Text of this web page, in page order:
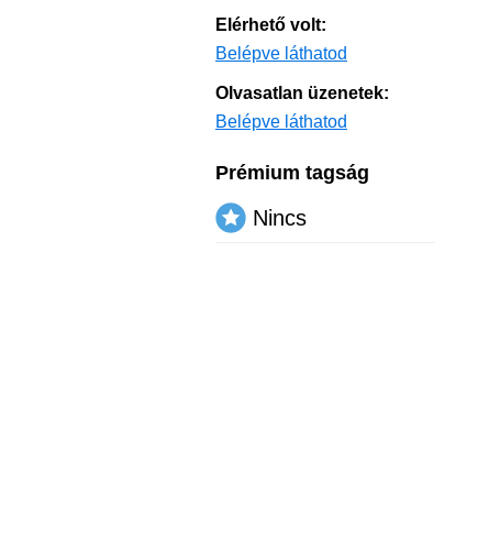
Elérhető volt:
Belépve láthatod
Olvasatlan üzenetek:
Belépve láthatod
Prémium tagság
Nincs